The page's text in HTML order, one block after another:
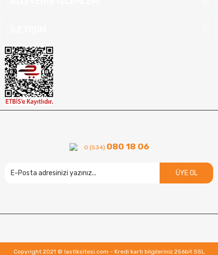
0 (534) 080 18 06
ÜYE OL
Copyright 2021 © lastiksitesi.com - Kredi kartı bilgileriniz 256bit SSL